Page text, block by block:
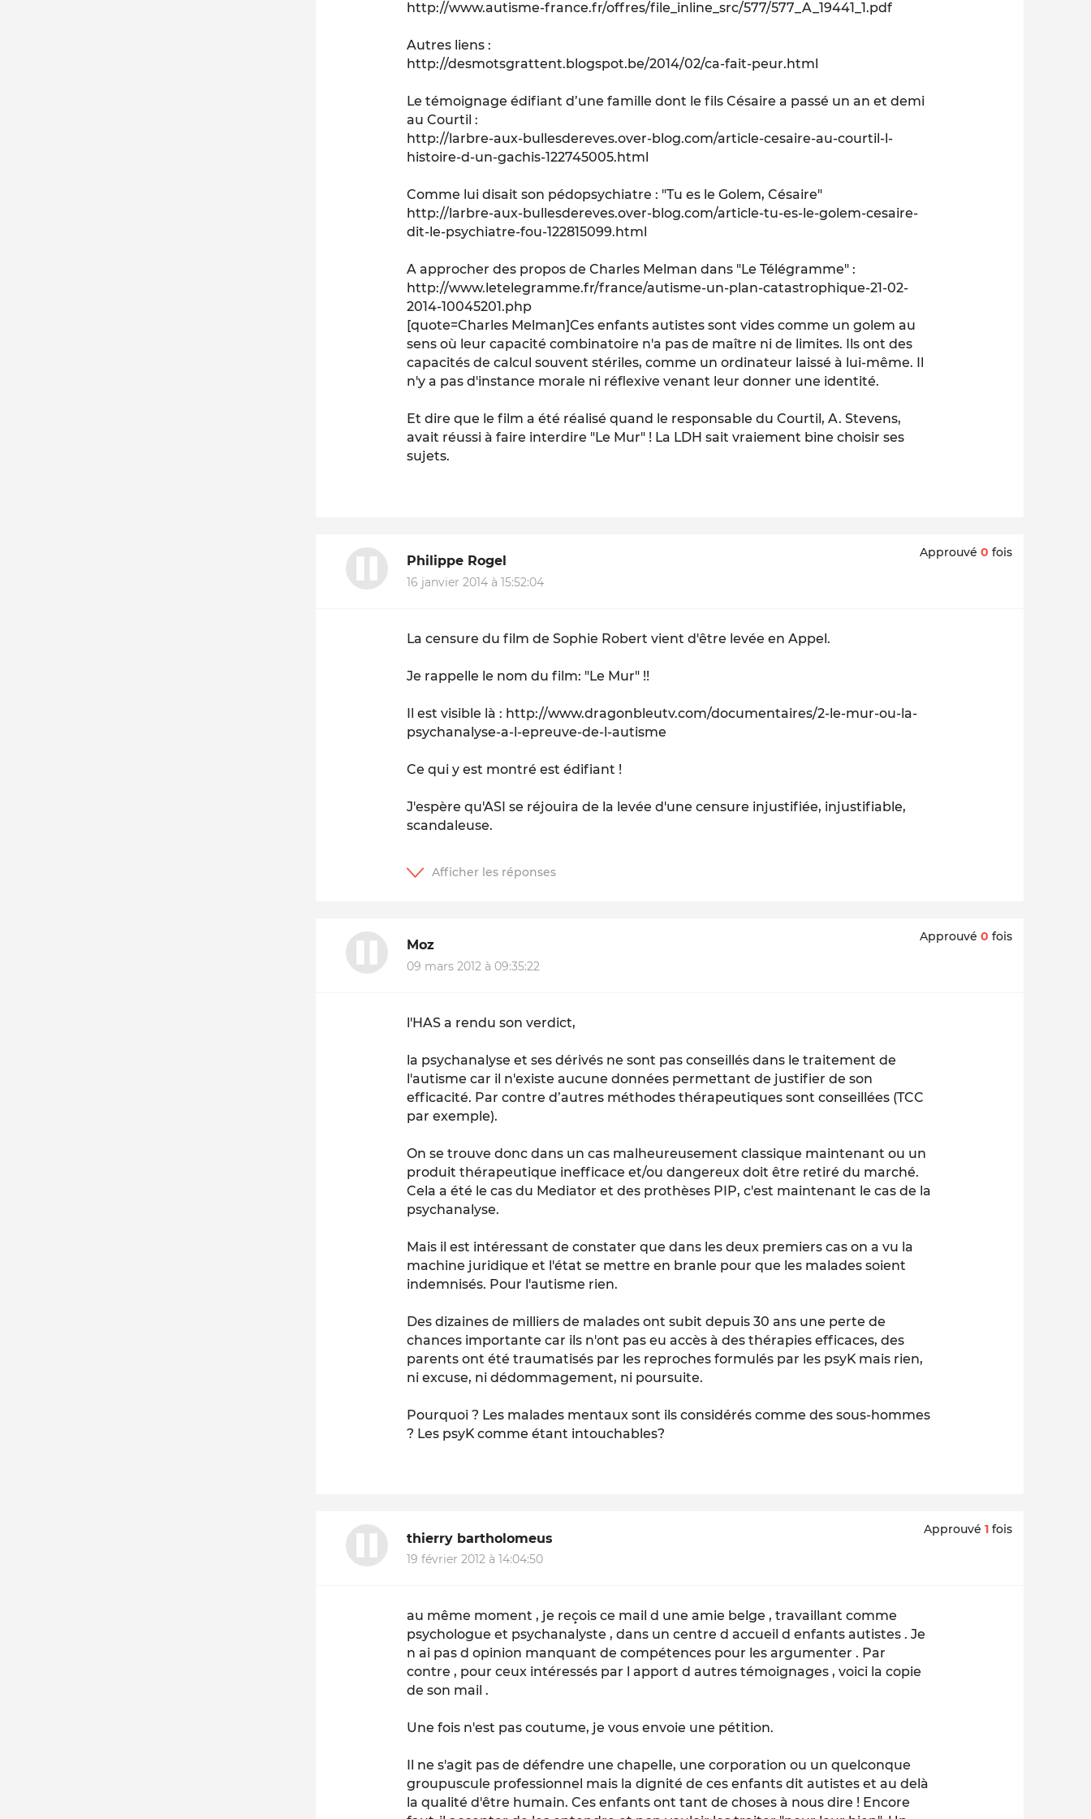
http://www.autisme-france.fr/offres/file_inline_src/577/577_A_19441_1.pdf
Autres liens :
http://desmotsgrattent.blogspot.be/2014/02/ca-fait-peur.html
Le témoignage édifiant d’une famille dont le fils Césaire a passé un an et demi
au Courtil :
http://larbre-aux-bullesdereves.over-blog.com/article-cesaire-au-courtil-l-
histoire-d-un-gachis-122745005.html
Comme lui disait son pédopsychiatre : "Tu es le Golem, Césaire"
http://larbre-aux-bullesdereves.over-blog.com/article-tu-es-le-golem-cesaire-
dit-le-psychiatre-fou-122815099.html
A approcher des propos de Charles Melman dans "Le Télégramme" :
http://www.letelegramme.fr/france/autisme-un-plan-catastrophique-21-02-
2014-10045201.php
[quote=Charles Melman]Ces enfants autistes sont vides comme un golem au
sens où leur capacité combinatoire n'a pas de maître ni de limites. Ils ont des
capacités de calcul souvent stériles, comme un ordinateur laissé à lui-même. Il
n'y a pas d'instance morale ni réflexive venant leur donner une identité.
Et dire que le film a été réalisé quand le responsable du Courtil, A. Stevens,
avait réussi à faire interdire "Le Mur" ! La LDH sait vraiement bine choisir ses
sujets.
Philippe Rogel
16 janvier 2014 à 15:52:04
Approuvé 0 fois
La censure du film de Sophie Robert vient d'être levée en Appel.
Je rappelle le nom du film: "Le Mur" !!
Il est visible là : http://www.dragonbleutv.com/documentaires/2-le-mur-ou-la-
psychanalyse-a-l-epreuve-de-l-autisme
Ce qui y est montré est édifiant !
J'espère qu'ASI se réjouira de la levée d'une censure injustifiée, injustifiable,
scandaleuse.
Moz
09 mars 2012 à 09:35:22
Approuvé 0 fois
l'HAS a rendu son verdict,
la psychanalyse et ses dérivés ne sont pas conseillés dans le traitement de
l'autisme car il n'existe aucune données permettant de justifier de son
efficacité. Par contre d’autres méthodes thérapeutiques sont conseillées (TCC
par exemple).
On se trouve donc dans un cas malheureusement classique maintenant ou un
produit thérapeutique inefficace et/ou dangereux doit être retiré du marché.
Cela a été le cas du Mediator et des prothèses PIP, c'est maintenant le cas de la
psychanalyse.
Mais il est intéressant de constater que dans les deux premiers cas on a vu la
machine juridique et l'état se mettre en branle pour que les malades soient
indemnisés. Pour l'autisme rien.
Des dizaines de milliers de malades ont subit depuis 30 ans une perte de
chances importante car ils n'ont pas eu accès à des thérapies efficaces, des
parents ont été traumatisés par les reproches formulés par les psyK mais rien,
ni excuse, ni dédommagement, ni poursuite.
Pourquoi ? Les malades mentaux sont ils considérés comme des sous-hommes
? Les psyK comme étant intouchables?
thierry bartholomeus
19 février 2012 à 14:04:50
Approuvé 1 fois
au même moment , je reçois ce mail d une amie belge , travaillant comme
psychologue et psychanalyste , dans un centre d accueil d enfants autistes . Je
n ai pas d opinion manquant de compétences pour les argumenter . Par
contre , pour ceux intéressés par l apport d autres témoignages , voici la copie
de son mail .
Une fois n'est pas coutume, je vous envoie une pétition.
Il ne s'agit pas de défendre une chapelle, une corporation ou un quelconque
groupuscule professionnel mais la dignité de ces enfants dit autistes et au delà
la qualité d'être humain. Ces enfants ont tant de choses à nous dire ! Encore